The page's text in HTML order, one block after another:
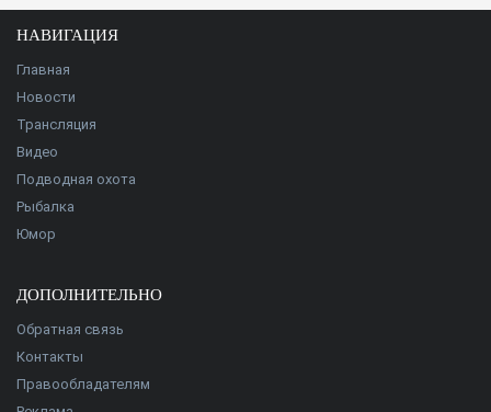
НАВИГАЦИЯ
Главная
Новости
Трансляция
Видео
Подводная охота
Рыбалка
Юмор
ДОПОЛНИТЕЛЬНО
Обратная связь
Контакты
Правообладателям